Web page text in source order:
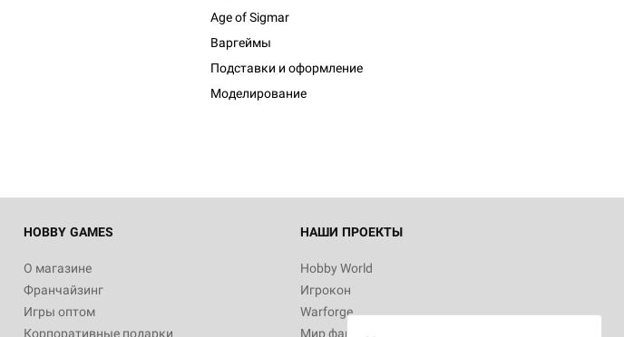
Age of Sigmar
Варгеймы
Подставки и оформление
Моделирование
HOBBY GAMES
О магазине
Франчайзинг
Игры оптом
Корпоративные подарки
НАШИ ПРОЕКТЫ
Hobby World
Игрокон
Warforge
Мир фантастики